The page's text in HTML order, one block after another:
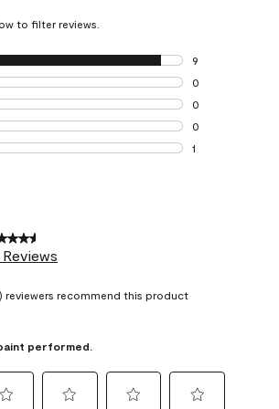
to filter reviews.
9
9 reviews with 5
0
0 reviews with 4
0
0 reviews with 3
0
0 reviews with 2
1
Reviews
reviewers recommend this product
performed.